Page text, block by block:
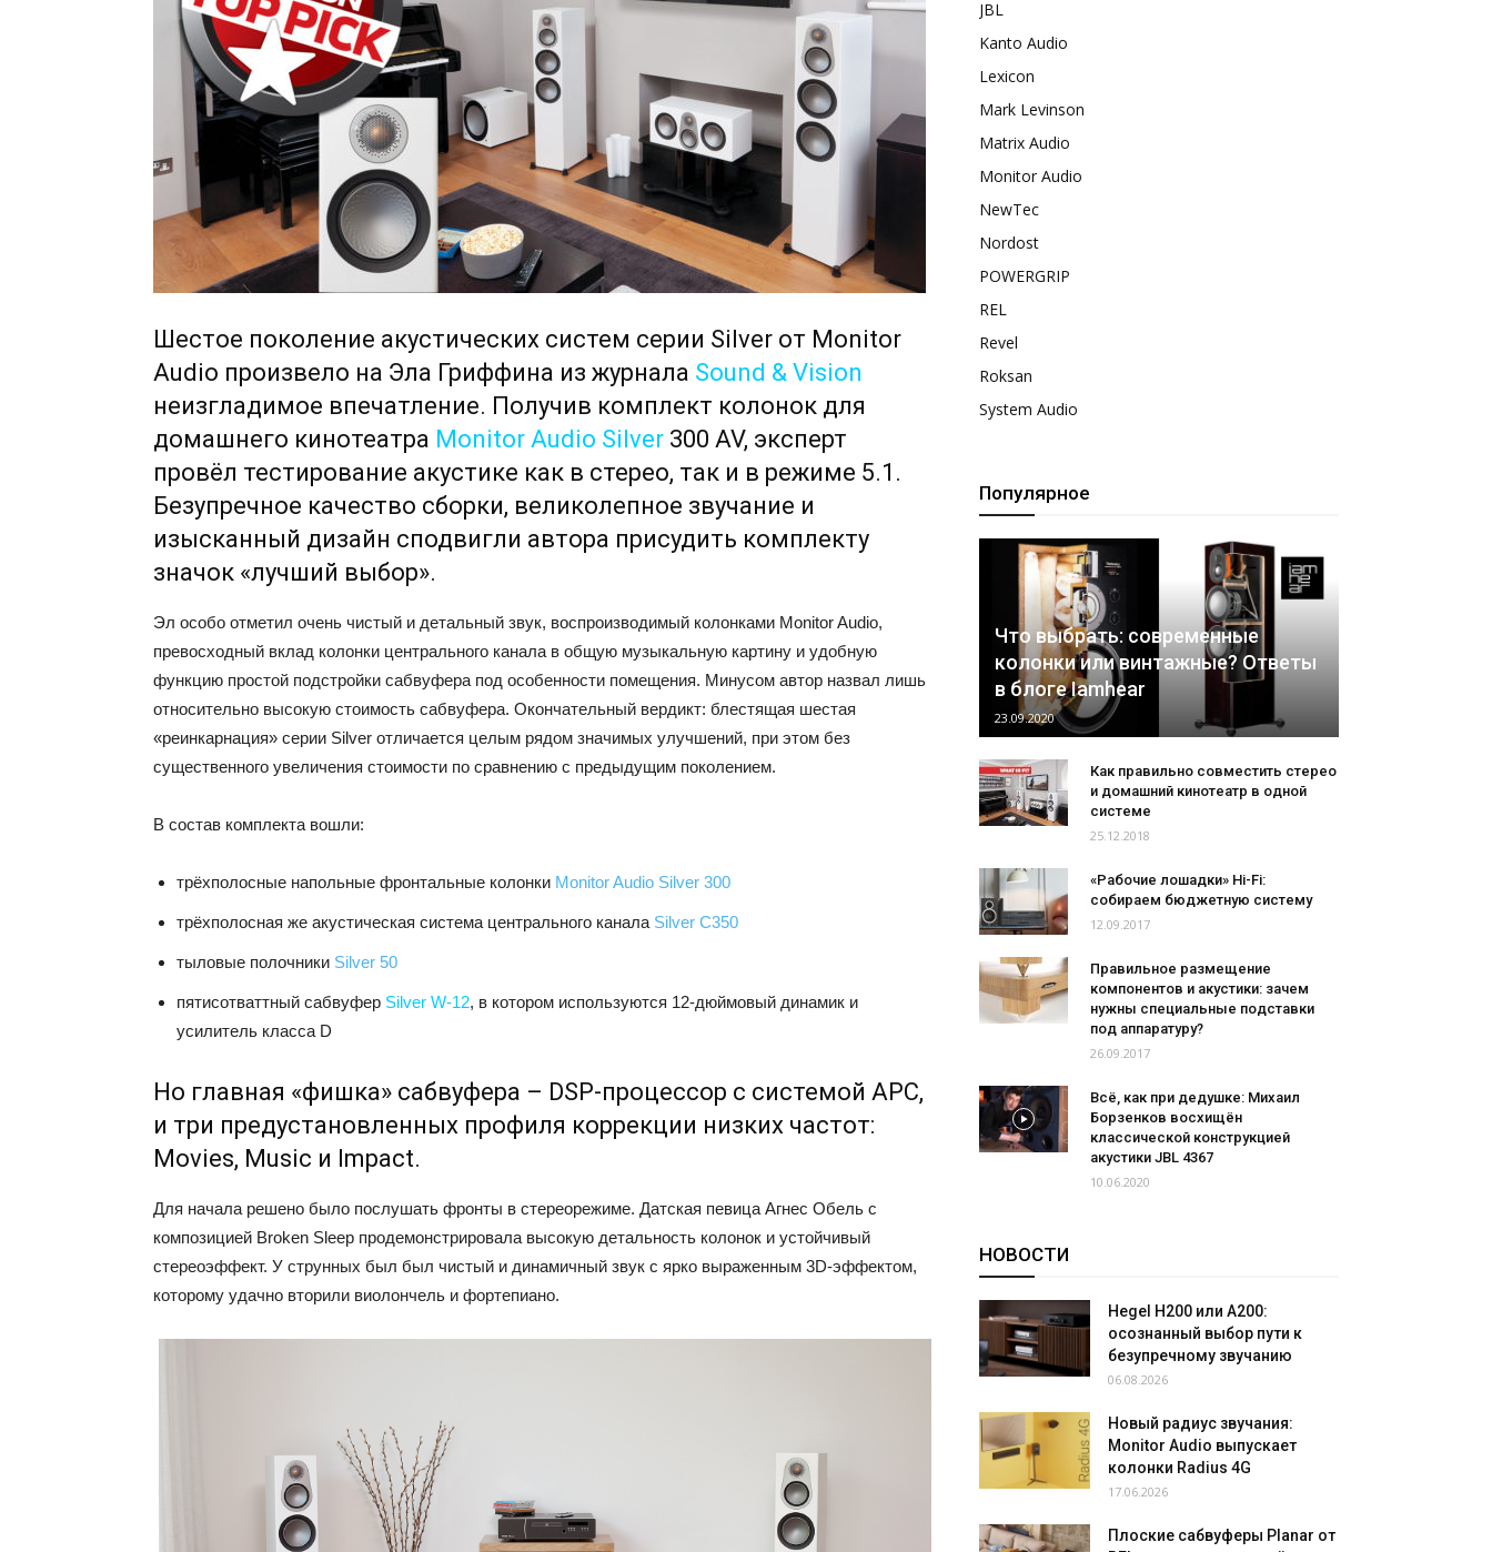
Шестое поколение акустических систем серии Silver от Monitor
Audio произвело на Эла Гриффина из журнала Sound & Vision
неизгладимое впечатление. Получив комплект колонок для
домашнего кинотеатра Monitor Audio Silver 300 AV, эксперт
провёл тестирование акустике как в стерео, так и в режиме 5.1.
Безупречное качество сборки, великолепное звучание и
изысканный дизайн сподвигли автора присудить комплекту
значок «лучший выбор».
Эл особо отметил очень чистый и детальный звук, воспроизводимый колонками Monitor Audio,
превосходный вклад колонки центрального канала в общую музыкальную картину и удобную
функцию простой подстройки сабвуфера под особенности помещения. Минусом автор назвал лишь
относительно высокую стоимость сабвуфера. Окончательный вердикт: блестящая шестая
«реинкарнация» серии Silver отличается целым рядом значимых улучшений, при этом без
существенного увеличения стоимости по сравнению с предыдущим поколением.
В состав комплекта вошли:
трёхполосные напольные фронтальные колонки Monitor Audio Silver 300
трёхполосная же акустическая система центрального канала Silver С350
тыловые полочники Silver 50
пятисотваттный сабвуфер Silver W-12, в котором используются 12-дюймовый динамик и
усилитель класса D
Но главная «фишка» сабвуфера – DSP-процессор с системой APC,
и три предустановленных профиля коррекции низких частот:
Movies, Music и Impact.
Для начала решено было послушать фронты в стереорежиме. Датская певица Агнес Обель с
композицией Broken Sleep продемонстрировала высокую детальность колонок и устойчивый
стереоэффект. У струнных был был чистый и динамичный звук с ярко выраженным 3D-эффектом,
которому удачно вторили виолончель и фортепиано.
JBL
Kanto Audio
Lexicon
Mark Levinson
Matrix Audio
Monitor Audio
NewTec
Nordost
POWERGRIP
REL
Revel
Roksan
System Audio
Популярное
Что выбрать: современные
колонки или винтажные? Ответы
в блоге Iamhear
23.09.2020
Как правильно совместить стерео
и домашний кинотеатр в одной
системе
25.12.2018
«Рабочие лошадки» Hi-Fi:
собираем бюджетную систему
12.09.2017
Правильное размещение
компонентов и акустики: зачем
нужны специальные подставки
под аппаратуру?
26.09.2017
Всё, как при дедушке: Михаил
Борзенков восхищён
классической конструкцией
акустики JBL 4367
10.06.2020
НОВОСТИ
Hegel H200 или A200:
осознанный выбор пути к
безупречному звучанию
06.08.2026
Новый радиус звучания:
Monitor Audio выпускает
колонки Radius 4G
17.06.2026
Плоские сабвуферы Planar от